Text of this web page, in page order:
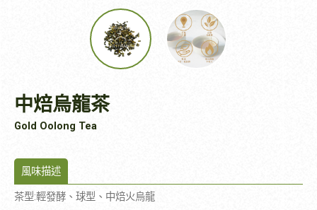
中焙烏龍茶
Gold Oolong Tea
風味描述
茶型:輕發酵、球型、中焙火烏龍